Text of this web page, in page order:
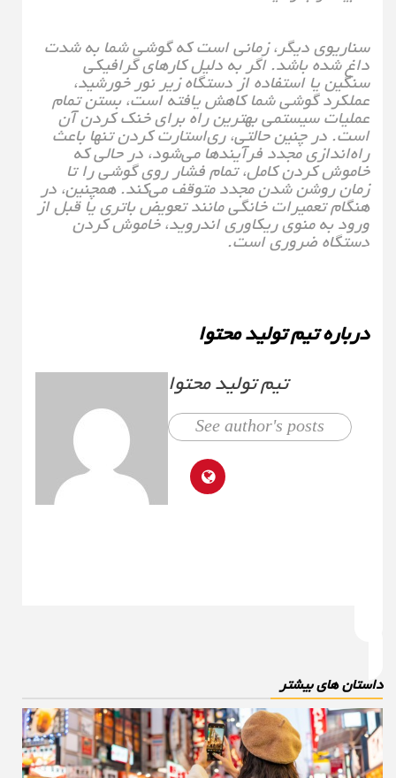
سناریوی دیگر، زمانی است که گوشی شما به شدت
داغ شده باشد. اگر به دلیل کارهای گرافیکی
سنگین یا استفاده از دستگاه زیر نور خورشید،
عملکرد گوشی شما کاهش یافته است، بستن تمام
عملیات سیستمی بهترین راه برای خنک کردن آن
است. در چنین حالتی، ری‌استارت کردن تنها باعث
راه‌اندازی مجدد فرآیندها می‌شود، در حالی که
خاموش کردن کامل، تمام فشار روی گوشی را تا
زمان روشن شدن مجدد متوقف می‌کند. همچنین، در
هنگام تعمیرات خانگی مانند تعویض باتری یا قبل از
ورود به منوی ریکاوری اندروید، خاموش کردن
دستگاه ضروری است.
درباره تیم تولید محتوا
تیم تولید محتوا
See author's posts
های بیشتر